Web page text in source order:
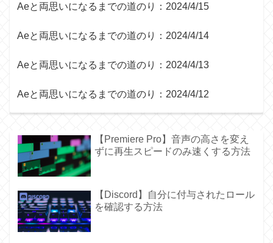
Aeと両思いになるまでの道のり：2024/4/15
Aeと両思いになるまでの道のり：2024/4/14
Aeと両思いになるまでの道のり：2024/4/13
Aeと両思いになるまでの道のり：2024/4/12
【Premiere Pro】音声の高さを変え
ずに再生スピードのみ速くする方法
【Discord】自分に付与されたロール
を確認する方法